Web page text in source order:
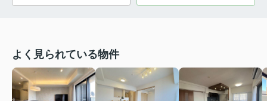
よく見られている物件